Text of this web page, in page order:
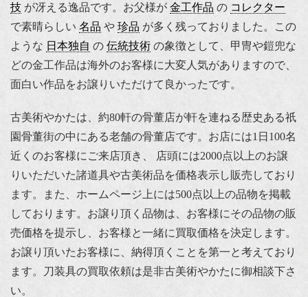
技 が冴える逸品です。お父様が 金工作品 の コレクター
で素晴らしい 名品 や 珍品 が多く残っておりました。この
ような 日本独自 の 伝統技術 の象徴として、甲冑や鎧兜な
どの金工作品は海外のお客様に大変人気がありますので、
面白い作品をお譲りいただけて良かったです。
古美術やかたは、約80軒の骨董店が軒を連ねる歴史ある祇
園骨董街の中にある老舗の骨董店です。お店には1日100名
近くのお客様にご来店頂き、 店頭には2000点以上のお譲
りいただいた諸道具や古美術品を価格表示し販売しており
ます。また、ホームページ上には500点以上の品物を掲載
しております。お譲り頂く品物は、お客様にその品物の販
売価格を提示し、お客様と一緒に買取価格を決定します。
お譲り頂いたお客様に、納得頂くことを第一と考えており
ます。刀装具の買取依頼は是非古美術やかたに御相談下さ
い。